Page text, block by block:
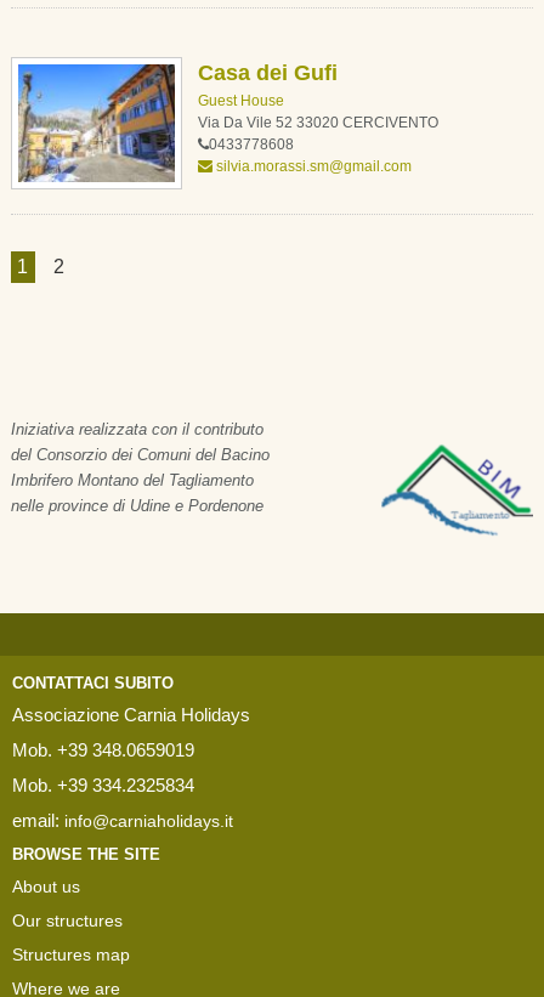
Casa dei Gufi
Guest House
Via Da Vile 52 33020 CERCIVENTO
0433778608
silvia.morassi.sm@gmail.com
1 2
Iniziativa realizzata con il contributo
del Consorzio dei Comuni del Bacino
Imbrifero Montano del Tagliamento
nelle province di Udine e Pordenone
CONTATTACI SUBITO
Associazione Carnia Holidays
Mob. +39 348.0659019
Mob. +39 334.2325834
email: info@carniaholidays.it
BROWSE THE SITE
About us
Our structures
Structures map
Where we are